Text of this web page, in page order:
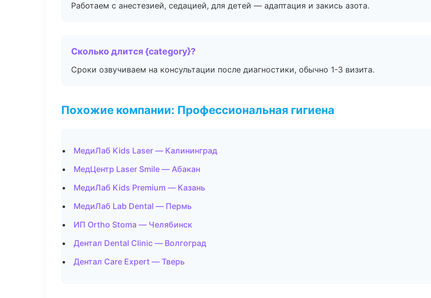
Работаем с анестезией, седацией, для детей — адаптация и закись азота.
Сколько длится {category}?
Сроки озвучиваем на консультации после диагностики, обычно 1-3 визита.
Похожие компании: Профессиональная гигиена
МедиЛаб Kids Laser — Калининград
МедЦентр Laser Smile — Абакан
МедиЛаб Kids Premium — Казань
МедиЛаб Lab Dental — Пермь
ИП Ortho Stoma — Челябинск
Дентал Dental Clinic — Волгоград
Дентал Care Expert — Тверь